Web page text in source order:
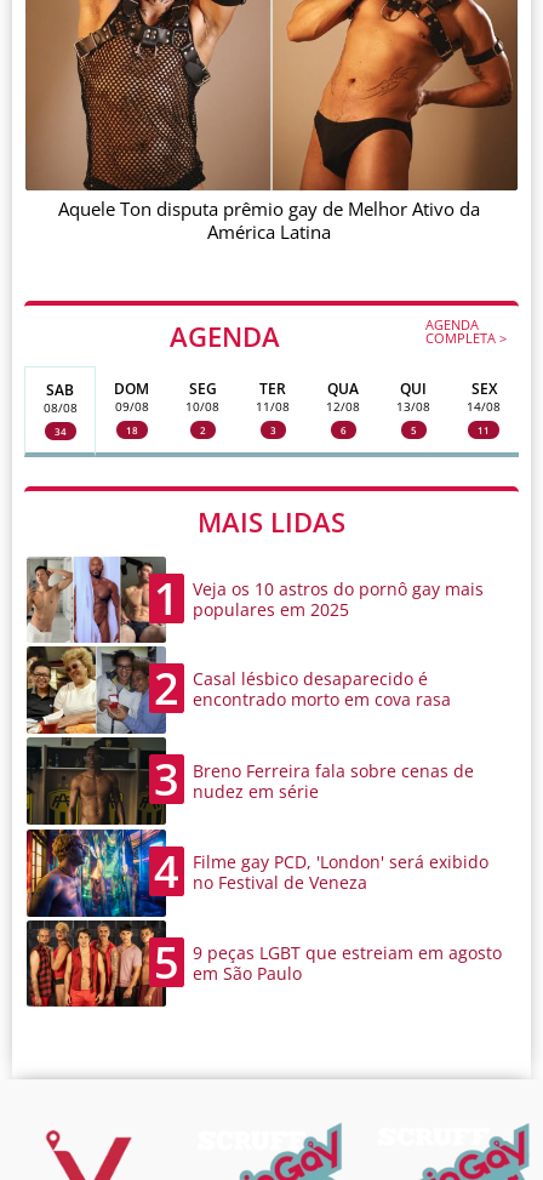
AGENDA AGENDA
COMPLETA >
SAB
08/08
34
DOM
09/08
18
SEG
10/08
2
TER
11/08
3
QUA
12/08
6
QUI
13/08
5
SEX
14/08
11
MAIS LIDAS
1
Veja os 10 astros do pornô gay mais
populares em 2025
2
Casal lésbico desaparecido é
encontrado morto em cova rasa
3
Breno Ferreira fala sobre cenas de
nudez em série
4
Filme gay PCD, 'London' será exibido
no Festival de Veneza
5
9 peças LGBT que estreiam em agosto
em São Paulo
Aquele Ton disputa prêmio gay de Melhor Ativo da
América Latina